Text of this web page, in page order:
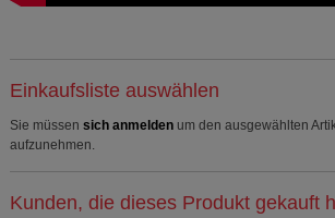
Einkaufsliste auswählen
Sie müssen sich anmelden um den ausgewählten
aufzunehmen.
Kunden, die dieses Produkt gekauft